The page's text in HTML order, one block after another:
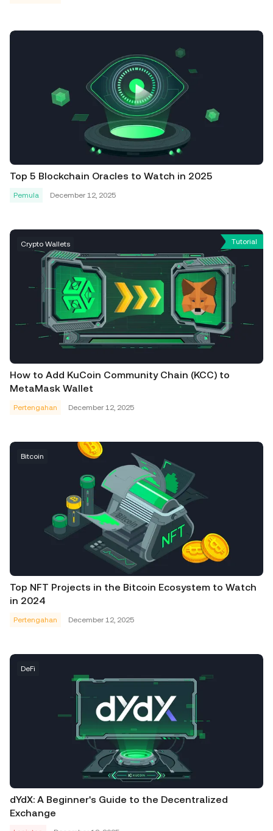
Top 5 Blockchain Oracles to Watch in 2025
Pemula December 12, 2025
Crypto Wallets Tutorial
How to Add KuCoin Community Chain (KCC) to
MetaMask Wallet
Pertengahan December 12, 2025
Bitcoin
Top NFT Projects in the Bitcoin Ecosystem to Watch
in 2024
Pertengahan December 12, 2025
DeFi
dYdX: A Beginner's Guide to the Decentralized
Exchange